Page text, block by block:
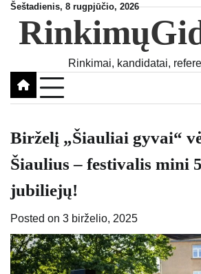
Skip
content
Šeštadienis, 8 rugpjūčio, 2026
Rinkimai, kandidatai,
Birželį „Šiauliai gyvai“
Šiaulius – festivalis mini
jubiliejų!
Posted on 3 birželio, 2025